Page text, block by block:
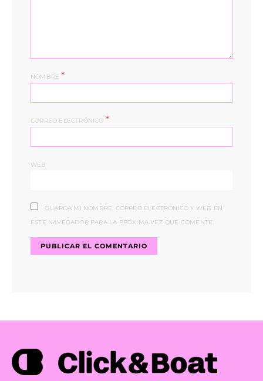
NOMBRE*
CORREO ELECTRÓNICO *
WEB
GUARDA MI NOMBRE, CORREO ELECTRÓNICO Y WEB EN
ESTE NAVEGADOR PARA LA PRÓXIMA VEZ QUE COMENTE.